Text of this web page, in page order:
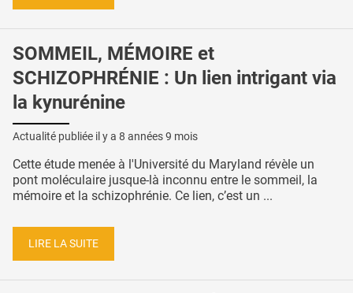
SOMMEIL, MÉMOIRE et
SCHIZOPHRÉNIE : Un lien intrigant via
la kynurénine
Actualité publiée il y a 8 années 9 mois
Cette étude menée à l'Université du Maryland révèle un
pont moléculaire jusque-là inconnu entre le sommeil, la
mémoire et la schizophrénie. Ce lien, c’est un ...
LIRE LA SUITE